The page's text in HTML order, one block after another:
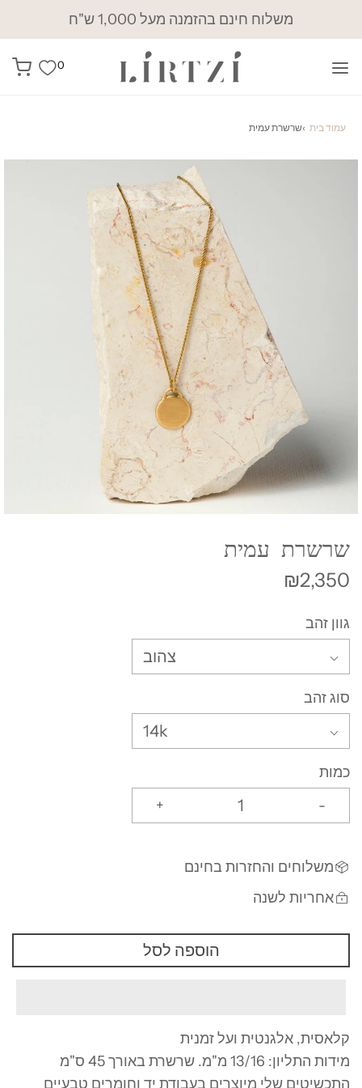
משלוח חינם בהזמנה מעל 1,000 ש"ח
0
עמוד בית ›שרשרת עמית
שרשרת עמית
₪2,350
גוון זהב
צהוב
סוג זהב
14k
כמות
-
+
משלוחים והחזרות בחינם
אחריות לשנה
הוספה לסל
קלאסית, אלגנטית ועל זמנית
מידות התליון: 13/16 מ"מ. שרשרת באורך 45 ס"מ
התכשיטים שלי מיוצרים בעבודת יד וחומרים טבעיים